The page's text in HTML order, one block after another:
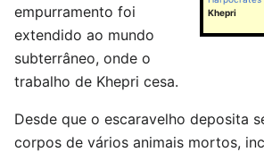
Khepri
empurramento foi
extendido ao mundo
subterrâneo, onde o
trabalho de Khepri cesa.
Desde que o escaravelho deposita
corpos de vários animais mortos,